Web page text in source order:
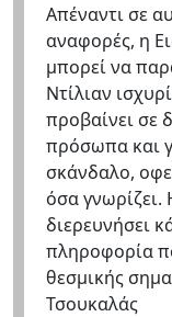
Απέναντι σε
αναφορές, η
μπορεί να
Ντίλιαν
προβαίνει σε
πρόσωπα και
σκάνδαλο,
όσα γνωρίζει.
διερευνήσει
πληροφορία
θεσμικής
Τσουκαλάς